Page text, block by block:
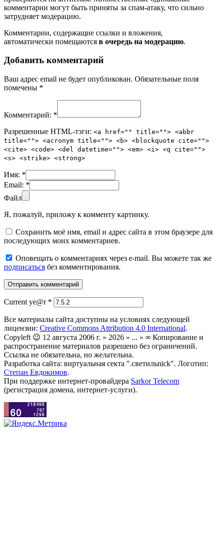
комментарии могут быть приняты за спам-атаку, что сильно
затрудняет модерацию.
Комментарии, содержащие ссылки и вложения,
автоматически помещаются в очередь на модерацию.
Добавить комментарий
Ваш адрес email не будет опубликован. Обязательные поля
помечены *
Комментарий: *
Разрешенные HTML-тэги: <a href="" title=""> <abbr
title=""> <acronym title=""> <b> <blockquote cite="">
<cite> <code> <del datetime=""> <em> <i> <q cite="">
<s> <strike> <strong>
Имя: *
Email: *
Файл
Я, пожалуй, приложу к комменту картинку.
Сохранить моё имя, email и адрес сайта в этом браузере для
последующих моих комментариев.
Оповещать о комментариях через e-mail. Вы можете так же
подписаться без комментирования.
Current ye@r *
Все материалы сайта доступны на условиях следующей
лицензии: Creative Commons Attribution 4.0 International.
Copyleft 😉 12 августа 2006 г. » 2026 » ... » ∞ Копирование и
распространение материалов разрешено без ограничений.
Ссылка не обязательна, но желательна.
Разработка сайта: виртуальная секта ".светильnick". Логотип:
Степан Евдокимов.
При поддержке интернет-провайдера Sarkor Telecom
(регистрация домена, интернет-услуги).